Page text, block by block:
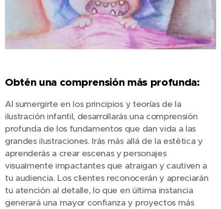
Obtén una comprensión más profunda:
Al sumergirte en los principios y teorías de la
ilustración infantil, desarrollarás una comprensión
profunda de los fundamentos que dan vida a las
grandes ilustraciones. Irás más allá de la estética y
aprenderás a crear escenas y personajes
visualmente impactantes que atraigan y cautiven a
tu audiencia. Los clientes reconocerán y apreciarán
tu atención al detalle, lo que en última instancia
generará una mayor confianza y proyectos más